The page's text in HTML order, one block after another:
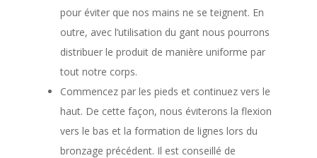
pour éviter que nos mains ne se teignent. En
outre, avec l’utilisation du gant nous pourrons
distribuer le produit de manière uniforme par
tout notre corps.
Commencez par les pieds et continuez vers le
haut. De cette façon, nous éviterons la flexion
vers le bas et la formation de lignes lors du
bronzage précédent. Il est conseillé de